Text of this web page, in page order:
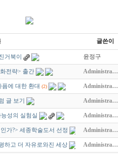
글쓴이
거북이 윤정구
전략> 출간 Administra…
픔에 대한 환대 (2) Administra…
글 보기 Administra…
성의 실험실 Administra…
가?> 세종학술도서 선정 Administra…
하고 더 자유로와진 세상 Administra…